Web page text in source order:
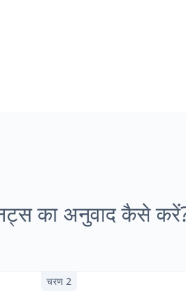
का अनुवाद कैसे
चरण 2